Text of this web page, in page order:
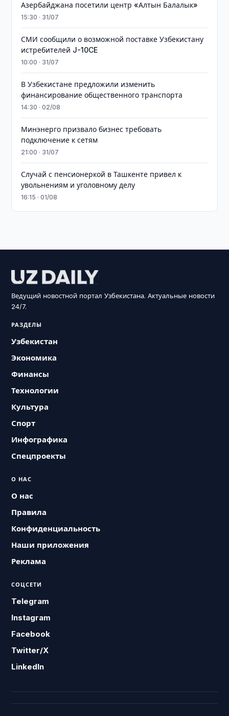
Азербайджана посетили центр «Алтын Балалык»
15:30 · 31/07
СМИ сообщили о возможной поставке Узбекистану
истребителей J-10CE
10:00 · 31/07
В Узбекистане предложили изменить
финансирование общественного транспорта
14:30 · 02/08
Минэнерго призвало бизнес требовать
подключение к сетям
21:00 · 31/07
Случай с пенсионеркой в Ташкенте привел к
увольнениям и уголовному делу
16:15 · 01/08
Ведущий новостной портал Узбекистана. Актуальные новости
24/7.
РАЗДЕЛЫ
Узбекистан
Экономика
Финансы
Технологии
Культура
Спорт
Инфографика
Спецпроекты
О НАС
О нас
Правила
Конфиденциальность
Наши приложения
Реклама
СОЦСЕТИ
Telegram
Instagram
Facebook
Twitter/X
LinkedIn